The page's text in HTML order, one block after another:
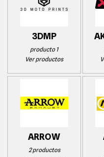
3DMP
producto 1
Ver productos
ARROW
2 productos